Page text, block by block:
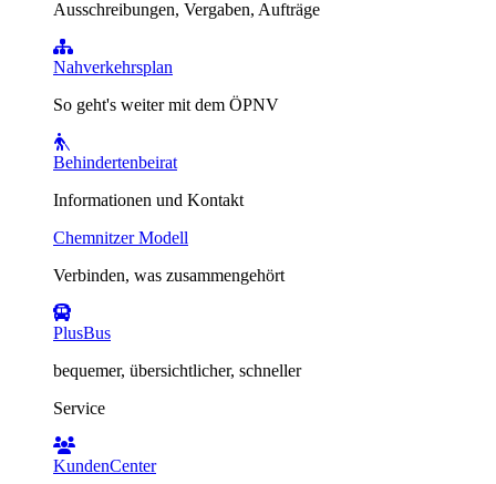
Ausschreibungen, Vergaben, Aufträge
Nahverkehrsplan
So geht's weiter mit dem ÖPNV
Behindertenbeirat
Informationen und Kontakt
Chemnitzer Modell
Verbinden, was zusammengehört
PlusBus
bequemer, übersichtlicher, schneller
Service
KundenCenter